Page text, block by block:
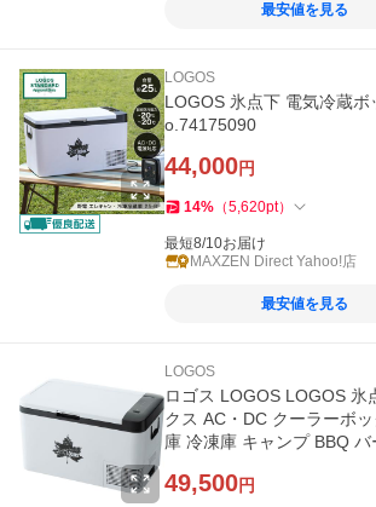
最安値を見る
LOGOS
LOGOS 氷点下 電気冷蔵ボ
o.74175090
44,000円
14% （5,620pt）
最短8/10お届け
MAXZEN Direct Yahoo!店
最安値を見る
LOGOS
ロゴス LOGOS LOGOS 氷
クス AC・DC クーラーボ
庫 冷凍庫 キャンプ BBQ バ
49,500円